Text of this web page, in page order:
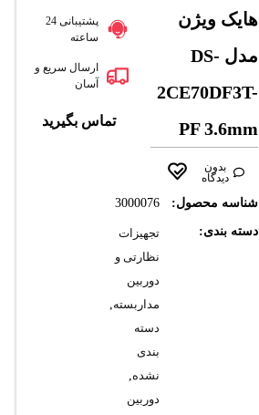
هایک ویژن
مدل DS-
2CE70DF3T-
PF 3.6mm
بدون
دیدگاه
شناسه محصول: 3000076
دسته بندی:
تجهیزات
نظارتی و
دوربین
مداربسته,
دسته
بندی
نشده,
دوربین
پشتیبانی 24
ساعته
ارسال سریع و
آسان
تماس بگیرید